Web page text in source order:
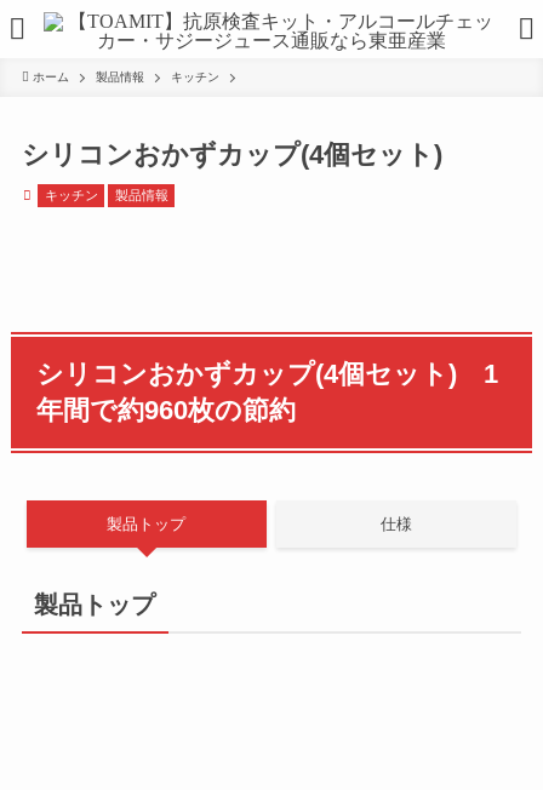
ホーム 製品情報 キッチン
シリコンおかずカップ(4個セット)
キッチン 製品情報
シリコンおかずカップ(4個セット) 1
年間で約960枚の節約
製品トップ 仕様
製品トップ